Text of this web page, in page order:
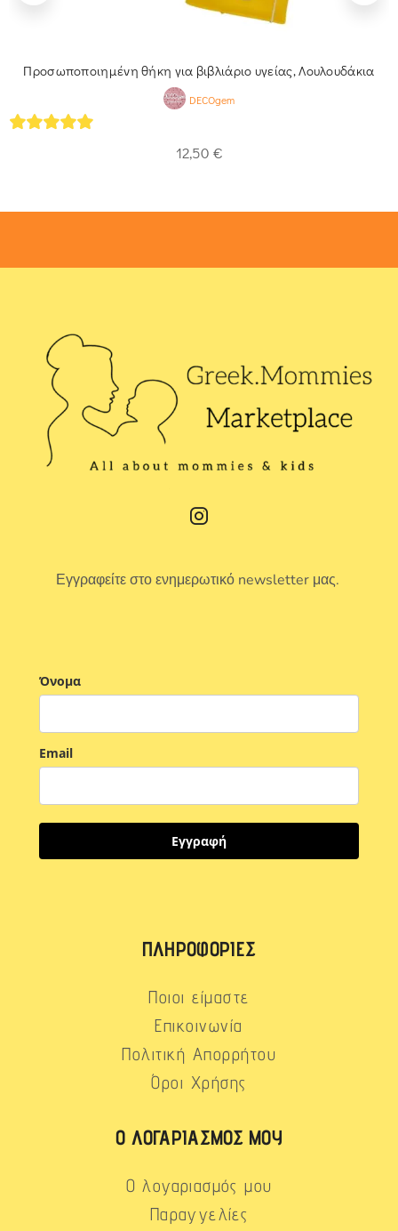
Προσωποποιημένη θήκη για βιβλιάριο υγείας, Λουλουδάκια
DECOgem
12,50 €
Εγγραφείτε στο ενημερωτικό newsletter μας.
Όνομα
Email
Εγγραφή
ΠΛΗΡΟΦΟΡΊΕΣ
Ποιοι είμαστε
Επικοινωνία
Πολιτική Απορρήτου
Όροι Χρήσης
Ο ΛΟΓΑΡΙΑΣΜΌΣ ΜΟΥ
Ο λογαριασμός μου
Παραγγελίες